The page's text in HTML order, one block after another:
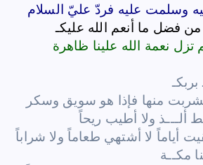
وسلمت عليه فردّ عليّ السلام
فضل ما أنعم الله عليكـ
تزل نعمة الله علينا ظاهرة
منها فإذا هو سويق وسكر
ولا أطيب ريحاً
أياماً لا أشتهي طعاماً ولا شراباً
مكــة